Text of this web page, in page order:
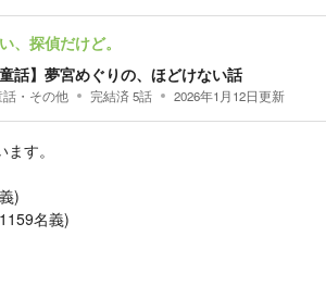
、探偵だけど。
童話】夢宮めぐりの、ほどけない話
・その他 完結済5話 2026年1月12日更新
す。
)
名義)